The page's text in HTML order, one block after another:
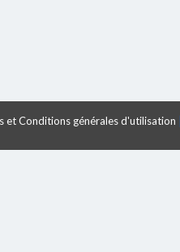
et Conditions générales d'utilisation